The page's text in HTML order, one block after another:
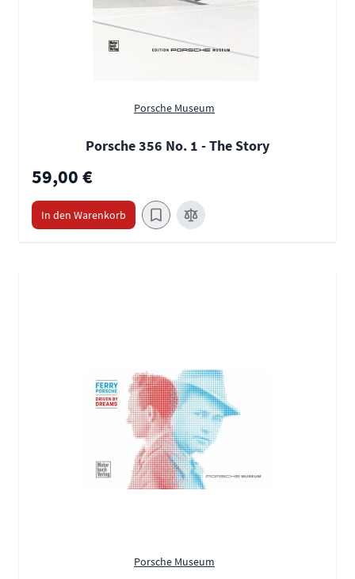
Porsche Museum
Porsche 356 No. 1 - The Story
59,00 €
In den Warenkorb
Porsche Museum